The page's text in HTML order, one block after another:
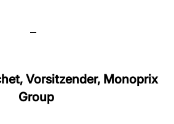
–
Vorsitzender, Monoprix
Group